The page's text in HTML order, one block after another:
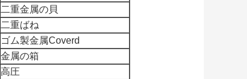
二重金属の貝
二重ばね
ゴム製金属Coverd
金属の箱
高圧